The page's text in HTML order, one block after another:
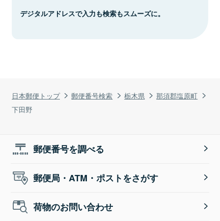
日本郵便トップ 郵便番号検索 栃木県
那須郡塩原町
下田野
デジタルアドレスで入力も検索もスムーズに。
郵便番号を調べる
郵便局・ATM・ポストをさがす
荷物のお問い合わせ